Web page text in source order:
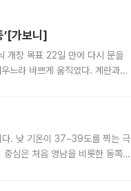
’[가보니]
개장 목표 22일 만에 다시 문을
느라 바쁘게 움직였다. 계란과
다. 낮 기온이 37~39도를 찍는 극
심은 처음 영남을 비롯한 동쪽